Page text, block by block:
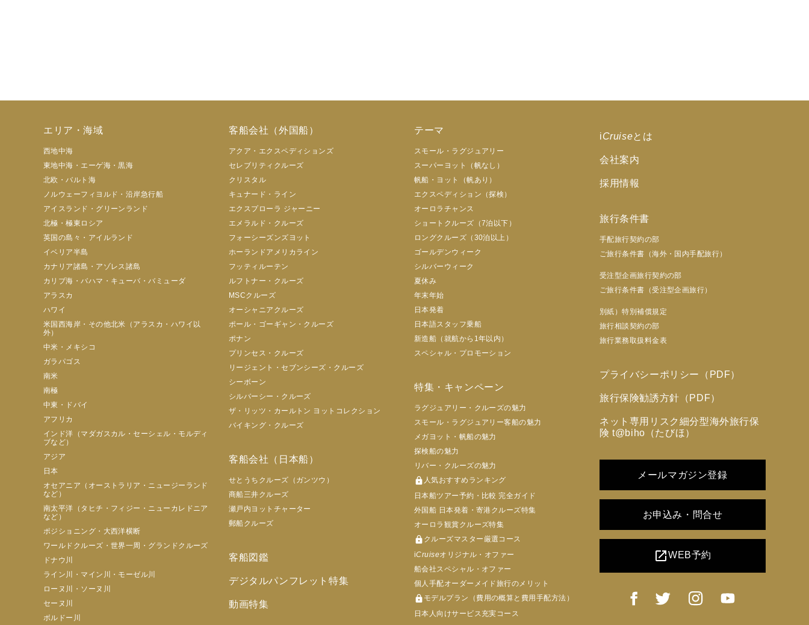
エリア・海域
西地中海
東地中海・エーゲ海・黒海
北欧・バルト海
ノルウェーフィヨルド・沿岸急行船
アイスランド・グリーンランド
北極・極東ロシア
英国の島々・アイルランド
イベリア半島
カナリア諸島・アゾレス諸島
カリブ海・バハマ・キューバ・バミューダ
アラスカ
ハワイ
米国西海岸・その他北米（アラスカ・ハワイ以
外）
中米・メキシコ
ガラパゴス
南米
南極
中東・ドバイ
アフリカ
インド洋（マダガスカル・セーシェル・モルディ
ブなど）
アジア
日本
オセアニア（オーストラリア・ニュージーランド
など）
南太平洋（タヒチ・フィジー・ニューカレドニア
など）
ポジショニング・大西洋横断
ワールドクルーズ・世界一周・グランドクルーズ
ドナウ川
ライン川・マイン川・モーゼル川
ローヌ川・ソーヌ川
セーヌ川
ボルドー川
客船会社（外国船）
アクア・エクスペディションズ
セレブリティクルーズ
クリスタル
キュナード・ライン
エクスプローラ ジャーニー
エメラルド・クルーズ
フォーシーズンズヨット
ホーランドアメリカライン
フッティルーテン
ルフトナー・クルーズ
MSCクルーズ
オーシャニアクルーズ
ポール・ゴーギャン・クルーズ
ポナン
プリンセス・クルーズ
リージェント・セブンシーズ・クルーズ
シーボーン
シルバーシー・クルーズ
ザ・リッツ・カールトン ヨットコレクション
バイキング・クルーズ
客船会社（日本船）
せとうちクルーズ（ガンツウ）
商船三井クルーズ
瀬戸内ヨットチャーター
郵船クルーズ
客船図鑑
デジタルパンフレット特集
動画特集
テーマ
スモール・ラグジュアリー
スーパーヨット（帆なし）
帆船・ヨット（帆あり）
エクスペディション（探検）
オーロラチャンス
ショートクルーズ（7泊以下）
ロングクルーズ（30泊以上）
ゴールデンウィーク
シルバーウィーク
夏休み
年末年始
日本発着
日本語スタッフ乗船
新造船（就航から1年以内）
スペシャル・プロモーション
特集・キャンペーン
ラグジュアリー・クルーズの魅力
スモール・ラグジュアリー客船の魅力
メガヨット・帆船の魅力
探検船の魅力
リバー・クルーズの魅力
lock 人気おすすめランキング
日本船ツアー予約・比較 完全ガイド
外国船 日本発着・寄港クルーズ特集
オーロラ観賞クルーズ特集
lock クルーズマスター厳選コース
iCruiseオリジナル・オファー
船会社スペシャル・オファー
個人手配オーダーメイド旅行のメリット
lock モデルプラン（費用の概算と費用手配方法）
日本人向けサービス充実コース
iCruiseとは
会社案内
採用情報
旅行条件書
手配旅行契約の部
ご旅行条件書（海外・国内手配旅行）
受注型企画旅行契約の部
ご旅行条件書（受注型企画旅行）
別紙）特別補償規定
旅行相談契約の部
旅行業務取扱料金表
プライバシーポリシー（PDF）
旅行保険勧誘方針（PDF）
ネット専用リスク細分型海外旅行保
険 t@biho（たびほ）
メールマガジン登録
お申込み・問合せ
open_in_newWEB予約